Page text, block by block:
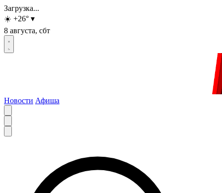
Загрузка...
☀️ +26° ▾
8 августа, сбт
Новости Афиша